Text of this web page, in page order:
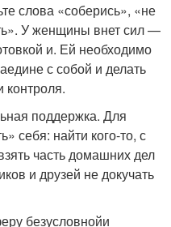
слова «соберись», «не
У женщины внет сил —
и. Ей необходимо
с собой и делать
контроля.
поддержка. Для
себя: найти кого-то, с
часть домашних дел
и друзей не докучать
безусловнойи